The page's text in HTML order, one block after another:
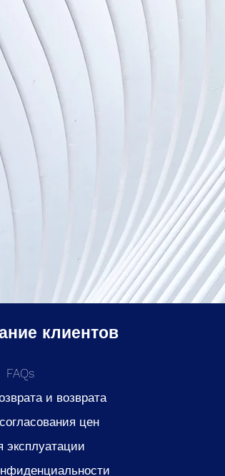
клиентов
FAQs
и возврата
цен
эксплуатации